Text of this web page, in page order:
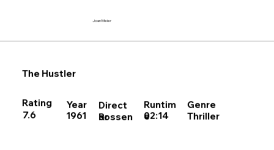
Joan Meier
The Hustler
Year
Direct
or
Runtim
e
Genre
1961
Rossen 02:14 Thriller
Rating
7.6